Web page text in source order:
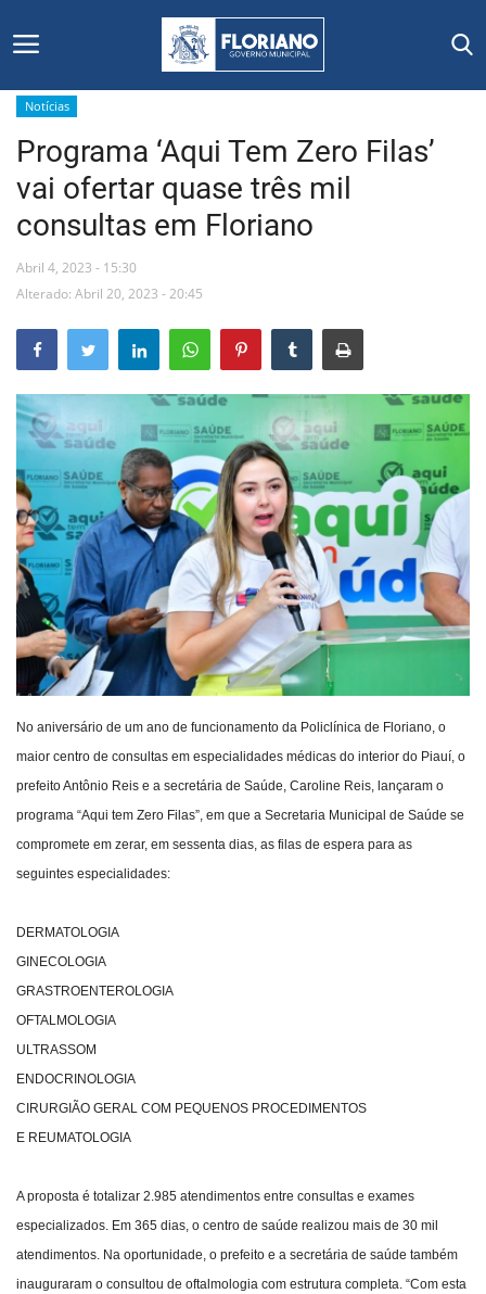
Início
Editais
Floriano
Mural de Licitações
Notícias
Vídeos
Webmail
Contato
Notícias
Programa ‘Aqui Tem Zero Filas’
vai ofertar quase três mil
consultas em Floriano
Abril 4, 2023 - 15:30
Alterado: Abril 20, 2023 - 20:45
No aniversário de um ano de funcionamento da Policlínica de Floriano, o
maior centro de consultas em especialidades médicas do interior do Piauí, o
prefeito Antônio Reis e a secretária de Saúde, Caroline Reis, lançaram o
programa “Aqui tem Zero Filas”, em que a Secretaria Municipal de Saúde se
compromete em zerar, em sessenta dias, as filas de espera para as
seguintes especialidades:
DERMATOLOGIA
GINECOLOGIA
GRASTROENTEROLOGIA
OFTALMOLOGIA
ULTRASSOM
ENDOCRINOLOGIA
CIRURGIÃO GERAL COM PEQUENOS PROCEDIMENTOS
E REUMATOLOGIA
A proposta é totalizar 2.985 atendimentos entre consultas e exames
especializados. Em 365 dias, o centro de saúde realizou mais de 30 mil
atendimentos. Na oportunidade, o prefeito e a secretária de saúde também
inauguraram o consultou de oftalmologia com estrutura completa. “Com esta